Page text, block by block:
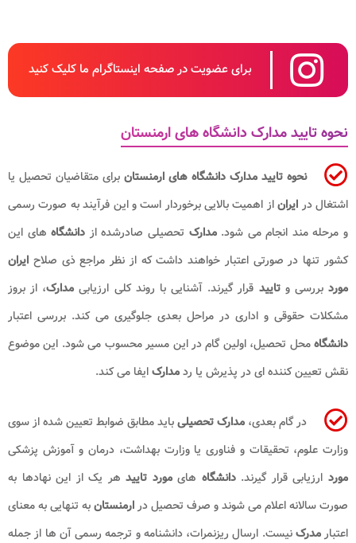
برای عضویت در صفحه اینستاگرام ما کلیک کنید
نحوه تایید مدارک دانشگاه های ارمنستان
نحوه تایید مدارک دانشگاه های ارمنستان برای متقاضیان تحصیل یا
اشتغال در ایراناز اهمیت بالایی برخوردار است و این فرآیند به صورت رسمی
و مرحله مند انجام می شود.مدارک تحصیلی صادرشده از دانشگاه های این
کشور تنها در صورتی اعتبار خواهند داشت که از نظر مراجع ذی صلاح ایران
موردبررسی وتایید قرار گیرند. آشنایی با روند کلی ارزیابی مدارک، از بروز
مشکلات حقوقی و اداری در مراحل بعدی جلوگیری می کند. بررسی اعتبار
دانشگاهمحل تحصیل، اولین گام در این مسیر محسوب می شود. این موضوع
نقش تعیین کننده ای در پذیرش یا ردمدارکایفا می کند.
در گام بعدی، مدارک تحصیلیباید مطابق ضوابط تعیین شده از سوی
وزارت علوم، تحقیقات و فناوری یا وزارت بهداشت، درمان و آموزش پزشکی
مورد ارزیابی قرار گیرند.دانشگاه هایمورد تایید هر یک از این نهادها به
صورت سالانه اعلام می شوند و صرف تحصیل درارمنستانبه تنهایی به معنای
اعتبارمدرکنیست. ارسال ریزنمرات، دانشنامه و ترجمه رسمی آن ها از جمله